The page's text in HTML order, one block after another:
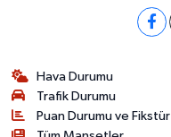
Hava Durumu
Trafik Durumu
Puan Durumu ve Fikstür